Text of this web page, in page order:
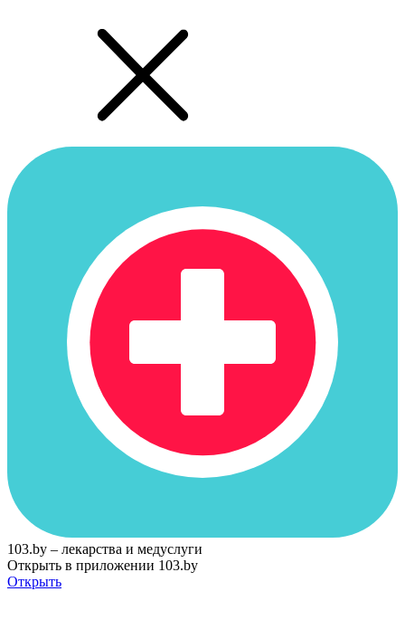
103.by – лекарства и медуслуги
Открыть в приложении 103.by
Открыть